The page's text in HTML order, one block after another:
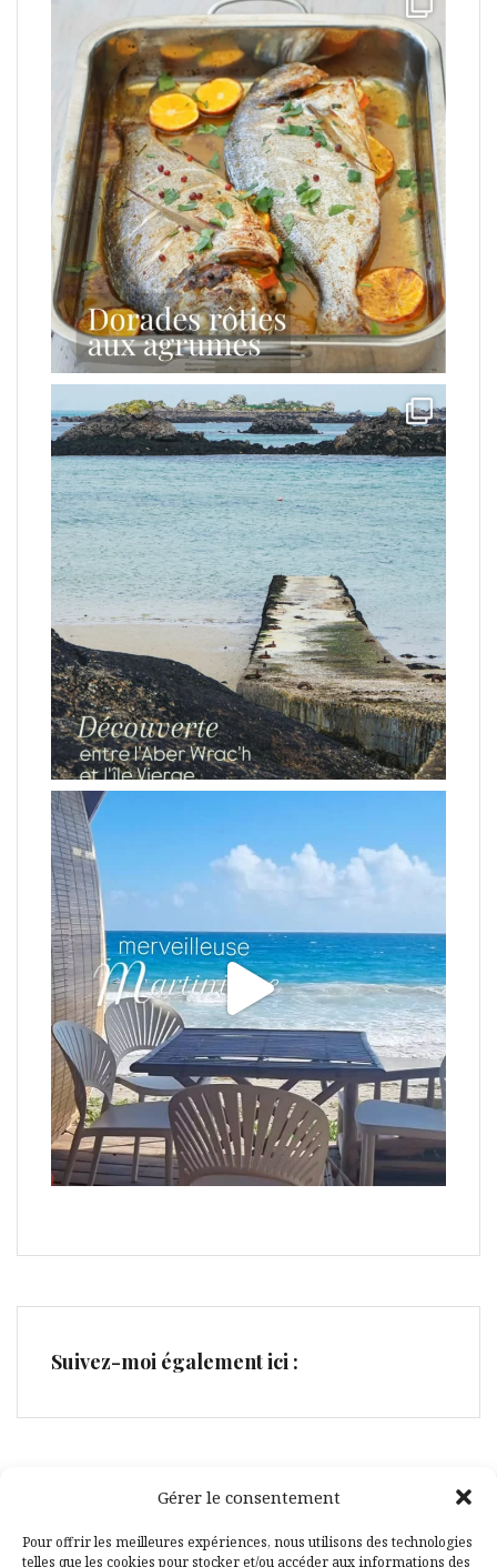
Gérer le consentement
Pour offrir les meilleures expériences, nous utilisons des technologies
telles que les cookies pour stocker et/ou accéder aux informations des
Suivez-moi également ici :
Facebook
Pinterest